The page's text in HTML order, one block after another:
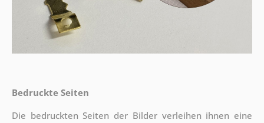
Bedruckte Seiten
Die bedruckten Seiten der Bilder verleihen ihnen eine